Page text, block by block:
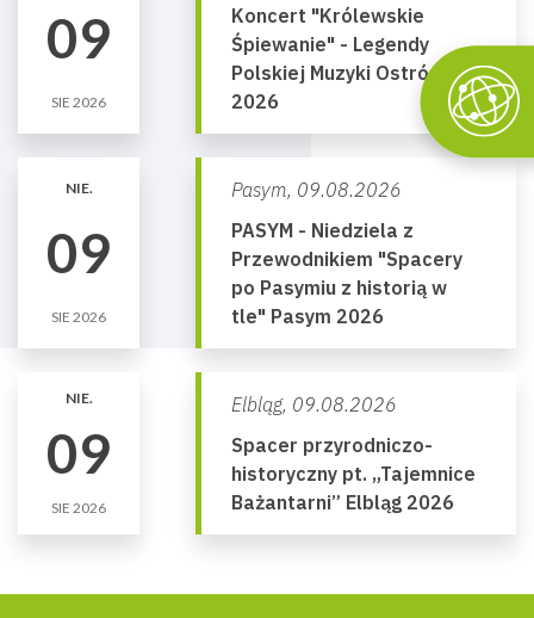
09
SIE 2026
Koncert "Królewskie
Śpiewanie" - Legendy
Polskiej Muzyki Ostróda
2026
NIE.
09
SIE 2026
Pasym, 09.08.2026
PASYM - Niedziela z
Przewodnikiem "Spacery
po Pasymiu z historią w
tle" Pasym 2026
NIE.
09
SIE 2026
Elbląg, 09.08.2026
Spacer przyrodniczo-
historyczny pt. „Tajemnice
Bażantarni” Elbląg 2026